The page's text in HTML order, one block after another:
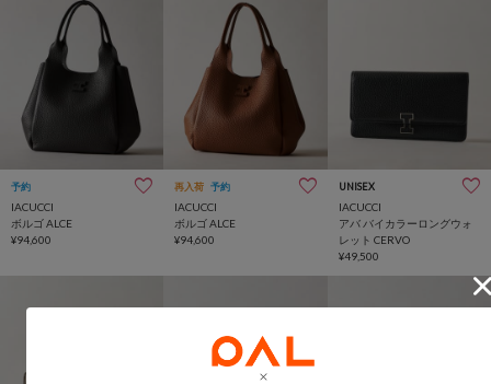
予約
IACUCCI
ボルゴ ALCE
¥94,600
再入荷 予約
IACUCCI
ボルゴ ALCE
¥94,600
UNISEX
IACUCCI
アバ バイカラーロングウォ
レット CERVO
¥49,500